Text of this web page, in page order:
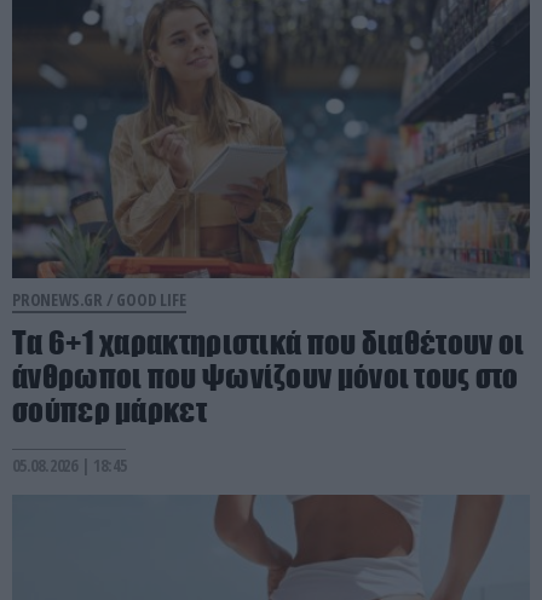
PRONEWS.GR / GOOD LIFE
Τα 6+1 χαρακτηριστικά που διαθέτουν οι
άνθρωποι που ψωνίζουν μόνοι τους στο
σούπερ μάρκετ
05.08.2026 | 18:45